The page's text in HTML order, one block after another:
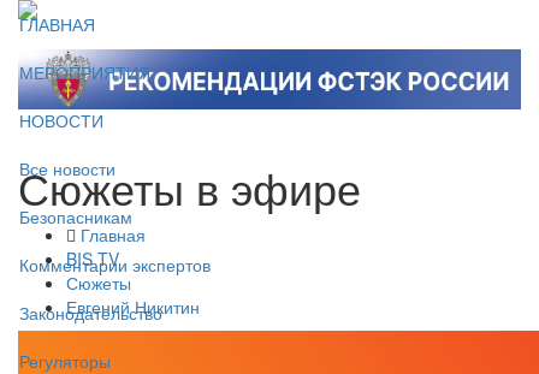
ГЛАВНАЯ
МЕРОПРИЯТИЯ
НОВОСТИ
Все новости
Безопасникам
Комментарии экспертов
Законодательство
Регуляторы
Сюжеты в эфире
Главная
BIS TV
Сюжеты
Евгений Никитин